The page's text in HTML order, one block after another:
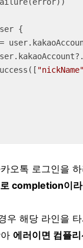
{
=
?
"nickName"
오톡 로그인을
completion이
우 해당 라인을
에러이면 컴플